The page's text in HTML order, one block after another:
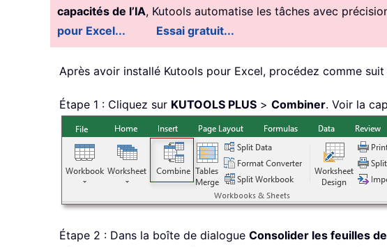
capacités de l’IA, Kutools automatise les tâches avec
pour Excel...
Essai gratuit...
Après avoir installé Kutools pour Excel, procédez comme suit
Étape 1 : Cliquez sur KUTOOLS PLUS > Combiner. Voir la
Étape 2 : Dans la boîte de dialogue Consolider les feuilles